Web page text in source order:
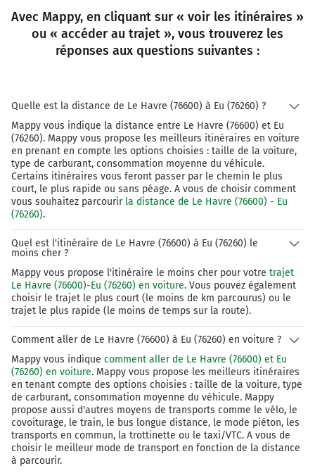
Tourner à droite sur D14 (Route de Fresnoy) et
129 km
continuer sur 4,2 kilomètres
Tourner à gauche sur Rue de Puisenval et continuer sur
400 mètres
135 km
Tourner à droite sur D1314 (Route de Londinières) et
Tourner à droite sur D925c (Rue des Canadiens) et
154 km
Tourner légèrement à gauche sur D925c (Boulevard
Thiers) et continuer sur 270 mètres
154 km
Tourner à gauche sur D49 (Rue de Verdun) et continuer
sur 300 mètres
155 km
Avec Mappy, en cliquant sur « voir les itinéraires »
ou « accéder au trajet », vous trouverez les
réponses aux questions suivantes :
Quelle est la distance de Le Havre (76600) à Eu (76260) ?
Mappy vous indique la distance entre Le Havre (76600) et Eu
(76260). Mappy vous propose les meilleurs itinéraires en voiture
en prenant en compte les options choisies : taille de la voiture,
type de carburant, consommation moyenne du véhicule.
Certains itinéraires vous feront passer par le chemin le plus
court, le plus rapide ou sans péage. A vous de choisir comment
vous souhaitez parcourir la distance de Le Havre (76600) - Eu
(76260).
Quel est l'itinéraire de Le Havre (76600) à Eu (76260) le
moins cher ?
Mappy vous propose l'itinéraire le moins cher pour votre trajet
Le Havre (76600)-Eu (76260) en voiture. Vous pouvez également
choisir le trajet le plus court (le moins de km parcourus) ou le
trajet le plus rapide (le moins de temps sur la route).
Comment aller de Le Havre (76600) à Eu (76260) en voiture ?
Mappy vous indique comment aller de Le Havre (76600) et Eu
(76260) en voiture. Mappy vous propose les meilleurs itinéraires
en tenant compte des options choisies : taille de la voiture, type
de carburant, consommation moyenne du véhicule. Mappy
propose aussi d'autres moyens de transports comme le vélo, le
covoiturage, le train, le bus longue distance, le mode piéton, les
transports en commun, la trottinette ou le taxi/VTC. A vous de
choisir le meilleur mode de transport en fonction de la distance
à parcourir.